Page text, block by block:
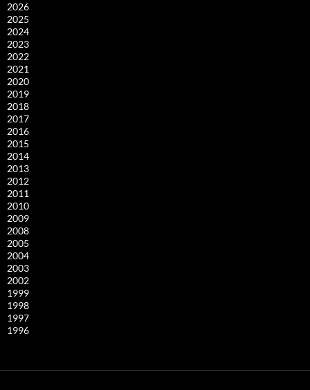
2026
2025
2024
2023
2022
2021
2020
2019
2018
2017
2016
2015
2014
2013
2012
2011
2010
2009
2008
2005
2004
2003
2002
1999
1998
1997
1996